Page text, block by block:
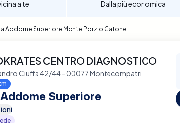
a te Dalla più economica
Addome Superiore Monte Porzio Catone
CENTRO DIAGNOSTICO
Ciuffa 42/44 - 00077 Montecompatri
Superiore